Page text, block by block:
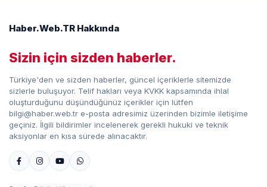
Haber.Web.TR Hakkında
Sizin için sizden haberler.
Türkiye'den ve sizden haberler, güncel içeriklerle sitemizde
sizlerle buluşuyor. Telif hakları veya KVKK kapsamında ihlal
oluşturduğunu düşündüğünüz içerikler için lütfen
bilgi@haber.web.tr e-posta adresimiz üzerinden bizimle iletişime
geçiniz. İlgili bildirimler incelenerek gerekli hukuki ve teknik
aksiyonlar en kısa sürede alınacaktır.